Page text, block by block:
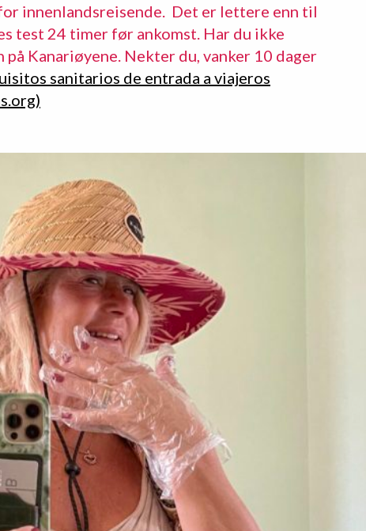
innenlandsreisende. Det er lettere enn til
test 24 timer før ankomst. Har du ikke
på Kanariøyene. Nekter du, vanker 10 dager
sanitarios de entrada a viajeros